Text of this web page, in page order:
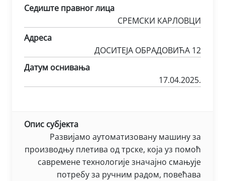
Седиште правног лица
СРЕМСКИ КАРЛОВЦИ
Адреса
ДОСИТЕЈА ОБРАДОВИЋА 12
Датум оснивања
17.04.2025.
Опис субјекта
Развијамо аутоматизовану машину за
производњу плетива од трске, која уз помоћ
савремене технологије значајно смањује
потребу за ручним радом, повећава